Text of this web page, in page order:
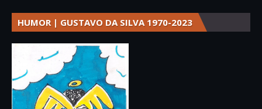
HUMOR | GUSTAVO DA SILVA 1970-2023